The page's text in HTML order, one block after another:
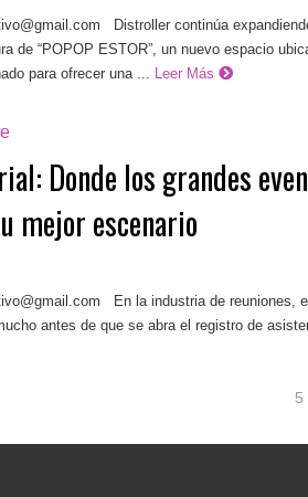
Distroller continúa
de “POPOP ESTOR”, un nuevo espacio
para ofrecer una ... Leer Más
Donde los grandes
mejor escenario
En la industria de reuniones,
antes de que se abra el registro de
5